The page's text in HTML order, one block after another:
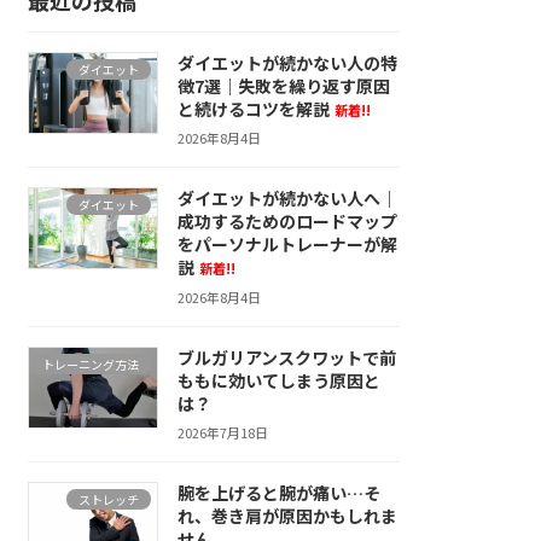
ダイエット
ダイエットが続かない人の特
徴7選｜失敗を繰り返す原因
と続けるコツを解説 新着!!
2026年8月4日
ダイエット
ダイエットが続かない人へ｜
成功するためのロードマップ
をパーソナルトレーナーが解
説 新着!!
2026年8月4日
トレーニング方法
ブルガリアンスクワットで前
ももに効いてしまう原因と
は？
2026年7月18日
ストレッチ
腕を上げると腕が痛い…そ
れ、巻き肩が原因かもしれま